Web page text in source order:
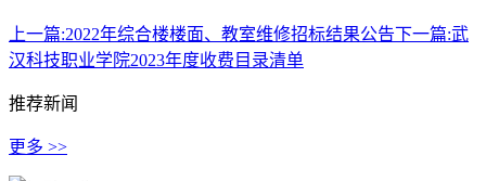
上一篇:2022年综合楼楼面、教室维修招标结果公告下一篇:武
汉科技职业学院2023年度收费目录清单
推荐新闻
更多 >>